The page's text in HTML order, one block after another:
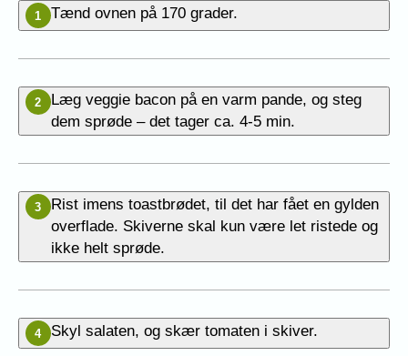
1 Tænd ovnen på 170 grader.
2
Læg veggie bacon på en varm pande, og steg
dem sprøde – det tager ca. 4-5 min.
3
Rist imens toastbrødet, til det har fået en gylden
overflade. Skiverne skal kun være let ristede og
ikke helt sprøde.
4 Skyl salaten, og skær tomaten i skiver.